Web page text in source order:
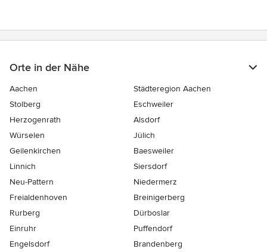
Orte in der Nähe
Aachen
Städteregion Aachen
Stolberg
Eschweiler
Herzogenrath
Alsdorf
Würselen
Jülich
Geilenkirchen
Baesweiler
Linnich
Siersdorf
Neu-Pattern
Niedermerz
Freialdenhoven
Breinigerberg
Rurberg
Dürboslar
Einruhr
Puffendorf
Engelsdorf
Brandenberg